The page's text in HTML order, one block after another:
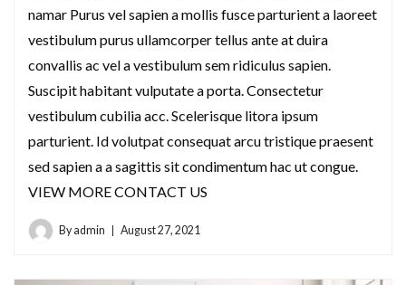
namar Purus vel sapien a mollis fusce parturient a laoreet
vestibulum purus ullamcorper tellus ante at duira
convallis ac vel a vestibulum sem ridiculus sapien.
Suscipit habitant vulputate a porta. Consectetur
vestibulum cubilia acc. Scelerisque litora ipsum
parturient. Id volutpat consequat arcu tristique praesent
sed sapien a a sagittis sit condimentum hac ut congue.
VIEW MORE CONTACT US
By admin August 27, 2021